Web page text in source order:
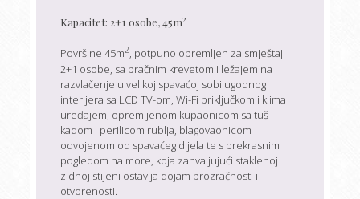
Kapacitet: 2+1 osobe, 45m2
Površine 45m2, potpuno opremljen za smještaj
2+1 osobe, sa bračnim krevetom i ležajem na
razvlačenje u velikoj spavaćoj sobi ugodnog
interijera sa LCD TV-om, Wi-Fi priključkom i klima
uređajem, opremljenom kupaonicom sa tuš-
kadom i perilicom rublja, blagovaonicom
odvojenom od spavaćeg dijela te s prekrasnim
pogledom na more, koja zahvaljujući staklenoj
zidnoj stijeni ostavlja dojam prozračnosti i
otvorenosti.